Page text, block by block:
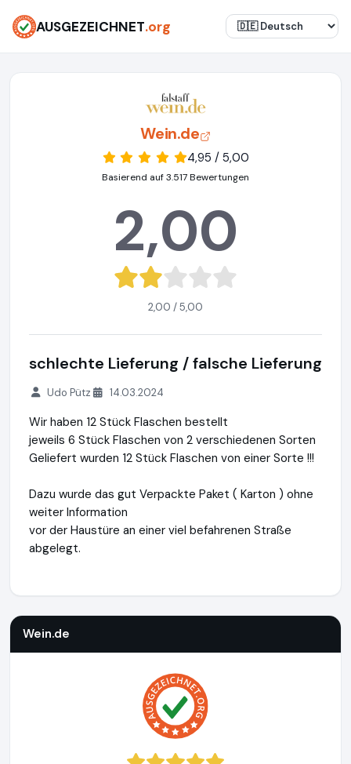
AUSGEZEICHNET.org
Wein.de
4,95 / 5,00
Basierend auf 3.517 Bewertungen
2,00
2,00 / 5,00
schlechte Lieferung / falsche Lieferung
Udo Pütz 14.03.2024
Wir haben 12 Stück Flaschen bestellt
jeweils 6 Stück Flaschen von 2 verschiedenen Sorten
Geliefert wurden 12 Stück Flaschen von einer Sorte !!!
Dazu wurde das gut Verpackte Paket ( Karton ) ohne
weiter Information
vor der Haustüre an einer viel befahrenen Straße
abgelegt.
Wein.de